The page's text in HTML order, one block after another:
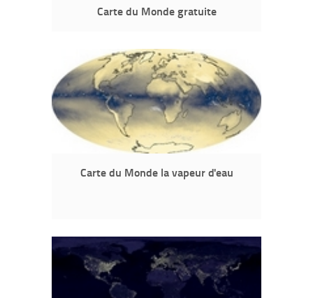
Carte du Monde gratuite
Carte du Monde la vapeur d'eau